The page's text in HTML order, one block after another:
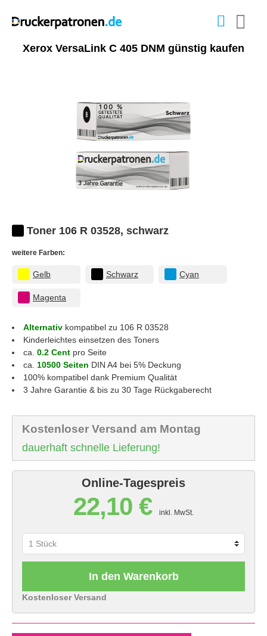
Xerox VersaLink C 405 DNM günstig kaufen
Toner 106 R 03528, schwarz
weitere Farben:
Gelb Schwarz Cyan
Magenta
Alternativ kompatibel zu 106 R 03528
Kinderleichtes einsetzen des Toners
ca. 0.2 Cent pro Seite
ca. 10500 Seiten DIN A4 bei 5% Deckung
100% kompatibel dank Premium Qualität
3 Jahre Garantie & bis zu 30 Tage Rückgaberecht
Kostenloser Versand am Montag
dauerhaft schnelle Lieferung!
Online-Tagespreis
22,10 € inkl. MwSt.
In den Warenkorb
Kostenloser Versand